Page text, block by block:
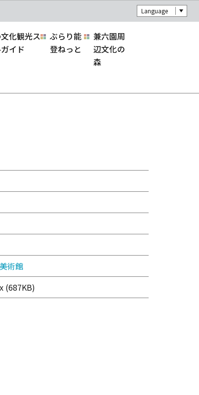
Language
化観光ス
イド
ぶらり能
登ねっと
兼六園周
辺文化の
森
術館
(687KB)